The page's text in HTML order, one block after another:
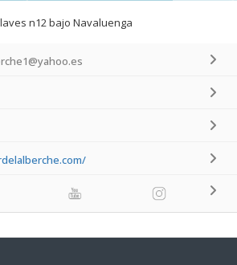
n12 bajo Navaluenga